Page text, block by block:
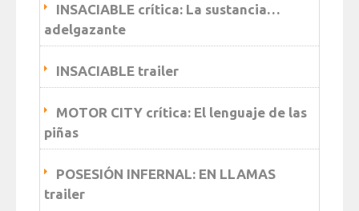
INSACIABLE crítica: La sustancia…
adelgazante
INSACIABLE trailer
MOTOR CITY crítica: El lenguaje de las
piñas
POSESIÓN INFERNAL: EN LLAMAS
trailer